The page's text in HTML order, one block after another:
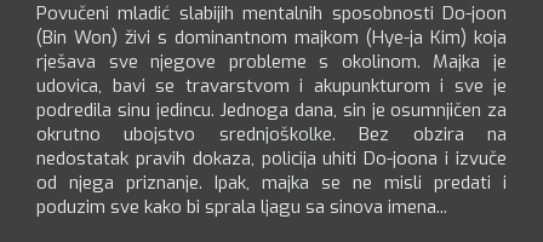
Povučeni mladić slabijih mentalnih sposobnosti Do-joon
(Bin Won) živi s dominantnom majkom (Hye-ja Kim) koja
rješava sve njegove probleme s okolinom. Majka je
udovica, bavi se travarstvom i akupunkturom i sve je
podredila sinu jedincu. Jednoga dana, sin je osumnjičen za
okrutno ubojstvo srednjoškolke. Bez obzira na
nedostatak pravih dokaza, policija uhiti Do-joona i izvuče
od njega priznanje. Ipak, majka se ne misli predati i
poduzim sve kako bi sprala ljagu sa sinova imena...